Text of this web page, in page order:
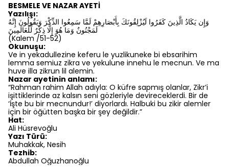
BESMELE VE NAZAR AYETİ
Yazılışı:
وَإِن يَكَادُ الَّذِينَ كَفَرُوا لَيُزْلِقُونَكَ بِأَبْصَارِهِمْ لَمَّا سَمِعُوا الذِّكْرَ وَيَقُولُونَ إِنَّهُ
لَمَجْنُونٌ وَمَا هُوَ إِلَّا ذِكْرٌ لِّلْعَالَمِينَ
(Kalem /51-52)
Okunuşu:
Ve in yekadullezine keferu le yuzlikuneke bi ebsarihim
lemma semiuz zikra ve yekulune innehu le mecnun. Ve ma
huve illa zikrun lil alemin.
Nazar ayetinin anlamı:
“Rahman rahim Allah adıyla: O küfre sapmış olanlar, Zikr’i
işittiklerinde az kalsın seni gözleriyle devireceklerdi. Bir de
‘İşte bu bir mecnundur!’ diyorlardı. Halbuki bu zikir alemler
için bir öğütten başka bir şey değildir.”
Hat:
Ali Hüsrevoğlu
Yazı Türü:
Muhakkak, Nesih
Tezhib:
Abdullah Oğuzhanoğlu